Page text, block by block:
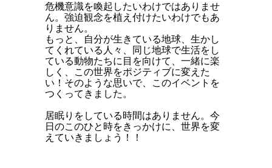
危機意識を喚起したいわけではありませ
ん。強迫観念を植え付けたいわけでもあ
りません。
もっと、自分が生きている地球、生かし
てくれている人々、同じ地球で生活をし
ている動物たちに目を向けて、一緒に楽
しく、この世界をポジティブに変えた
い！そのような思いで、このイベントを
つくってきました。
居眠りをしている時間はありません。今
日のこのひと時をきっかけに、世界を変
えていきましょう！！